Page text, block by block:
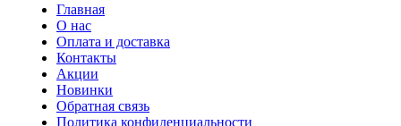
Главная
О нас
Оплата и доставка
Контакты
Акции
Новинки
Обратная связь
Политика конфиденциальности